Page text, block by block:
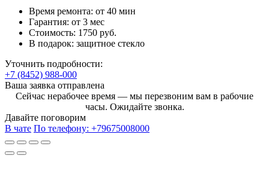
Время ремонта: от 40 мин
Гарантия: от 3 мес
Стоимость: 1750 руб.
В подарок: защитное стекло
Уточнить подробности:
+7 (8452) 988-000
Ваша заявка отправлена
Сейчас нерабочее время — мы перезвоним вам в рабочие
часы. Ожидайте звонка.
Давайте поговорим
В чате По телефону: +79675008000